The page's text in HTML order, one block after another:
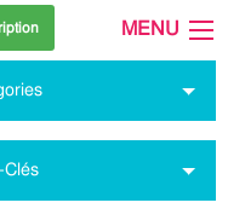
MENU
Clés